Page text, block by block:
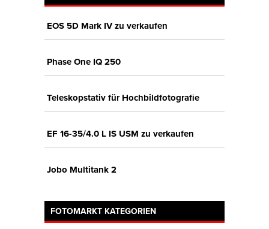
EOS 5D Mark IV zu verkaufen
Phase One IQ 250
Teleskopstativ für Hochbildfotografie
EF 16-35/4.0 L IS USM zu verkaufen
Jobo Multitank 2
FOTOMARKT KATEGORIEN